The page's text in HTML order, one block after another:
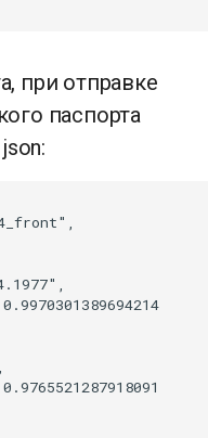
при отправке
паспорта